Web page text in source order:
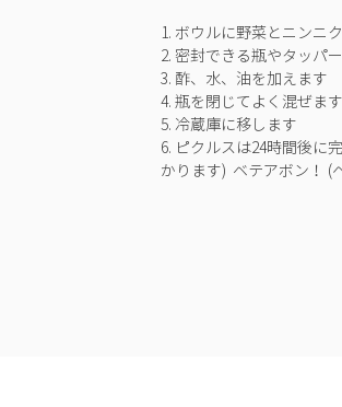
1. ボウルに野菜とニンニ
2. 密封できる瓶やタッパ
3. 酢、水、油を加えます
4. 瓶を閉じてよく混ぜます
5. 冷蔵庫に移します
6. ピクルスは24時間後に
かります) ベテアボン！ (